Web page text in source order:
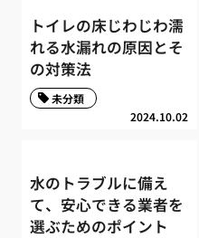
トイレの床じわじわ濡
れる水漏れの原因とそ
の対策法
2024.10.02
未分類
水のトラブルに備え
て、安心できる業者を
選ぶためのポイント